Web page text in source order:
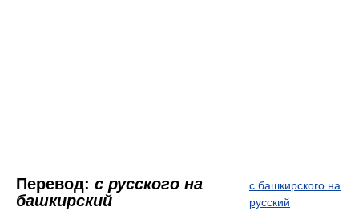
Перевод: с русского на
башкирский
с башкирского на
русский